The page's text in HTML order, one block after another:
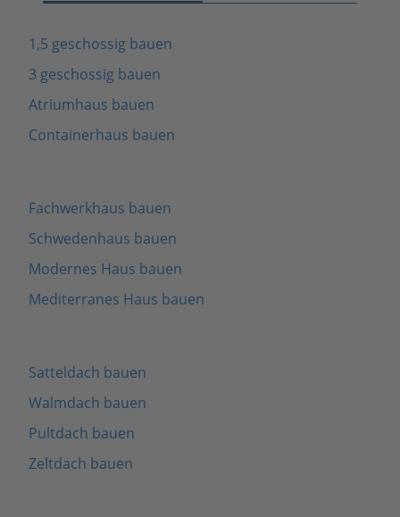
1,5 geschossig bauen
3 geschossig bauen
Atriumhaus bauen
Containerhaus bauen
Fachwerkhaus bauen
Schwedenhaus bauen
Modernes Haus bauen
Mediterranes Haus bauen
Satteldach bauen
Walmdach bauen
Pultdach bauen
Zeltdach bauen